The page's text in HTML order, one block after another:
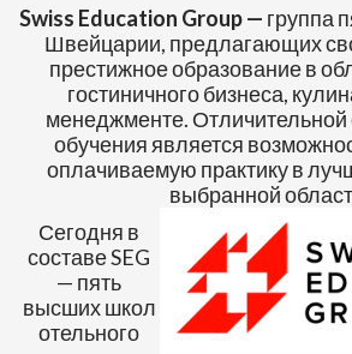
Swiss Education Group — группа
Швейцарии, предлагающих
престижное образование в
гостиничного бизнеса,
менеджменте. Отличительной
обучения является
оплачиваемую практику в
выбранной
Сегодня в
составе SEG
— пять
высших школ
отельного